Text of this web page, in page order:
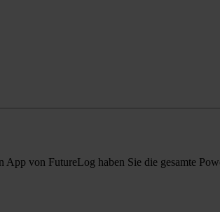
von FutureLog haben Sie die gesamte